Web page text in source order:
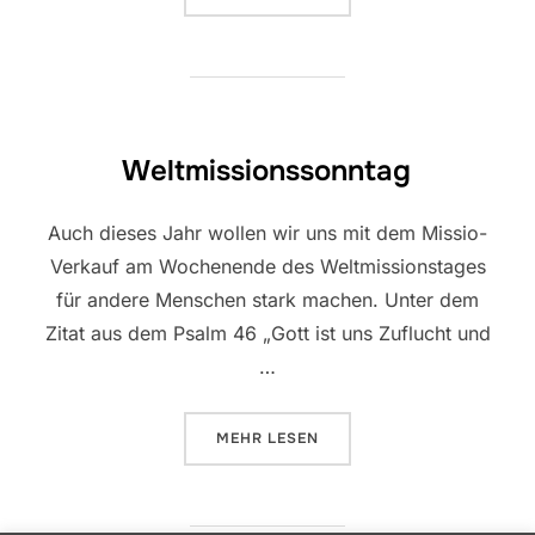
Weltmissionssonntag
Auch dieses Jahr wollen wir uns mit dem Missio-
Verkauf am Wochenende des Weltmissionstages
für andere Menschen stark machen. Unter dem
Zitat aus dem Psalm 46 „Gott ist uns Zuflucht und
…
MEHR ÜBER „WELTMISSIONSSONNTAG“
LESEN